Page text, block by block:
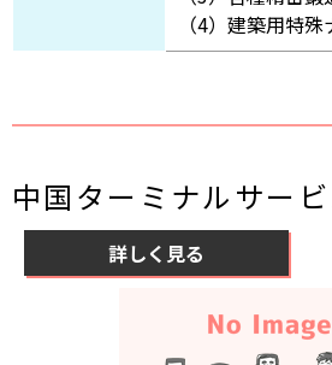
（4）建築用特
中国ターミナルサー
詳しく見る